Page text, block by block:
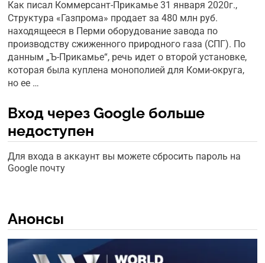
Как писал Коммерсант-Прикамье 31 января 2020г.,
Структура «Газпрома» продает за 480 млн руб.
находящееся в Перми оборудование завода по
производству сжиженного природного газа (СПГ). По
данным „Ъ-Прикамье“, речь идет о второй установке,
которая была куплена монополией для Коми-округа,
но ее …
Вход через Google больше
недоступен
Для входа в аккаунт вы можете сбросить пароль на
Google почту
Анонсы